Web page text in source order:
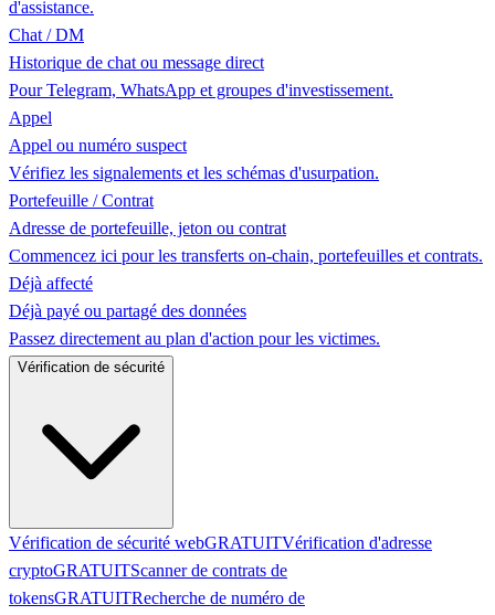
d'assistance.
Chat / DM
Historique de chat ou message direct
Pour Telegram, WhatsApp et groupes d'investissement.
Appel
Appel ou numéro suspect
Vérifiez les signalements et les schémas d'usurpation.
Portefeuille / Contrat
Adresse de portefeuille, jeton ou contrat
Commencez ici pour les transferts on-chain, portefeuilles et contrats.
Déjà affecté
Déjà payé ou partagé des données
Passez directement au plan d'action pour les victimes.
Vérification de sécurité
Vérification de sécurité webGRATUITVérification d'adresse
cryptoGRATUITScanner de contrats de
tokensGRATUITRecherche de numéro de